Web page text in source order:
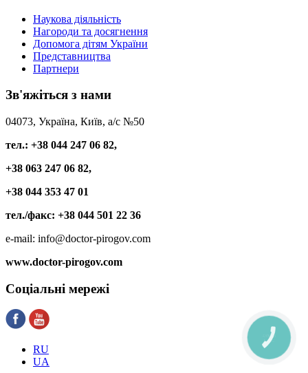
Наукова діяльність
Нагороди та досягнення
Допомога дітям України
Представництва
Партнери
Зв'яжіться з нами
04073, Україна, Київ, а/с №50
тел.: +38 044 247 06 82,
+38 063 247 06 82,
+38 044 353 47 01
тел./факс: +38 044 501 22 36
e-mail: info@doctor-pirogov.com
www.doctor-pirogov.com
Соціальні мережі
RU
UA
КНОПКА
СВЯЗИ